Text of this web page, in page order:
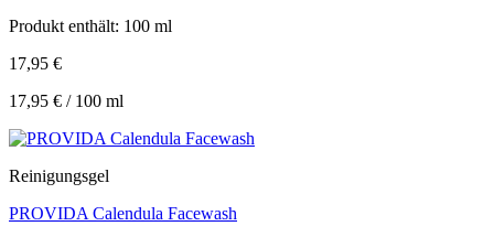
Produkt enthält: 100 ml
17,95 €
17,95 € / 100 ml
Reinigungsgel
PROVIDA Calendula Facewash